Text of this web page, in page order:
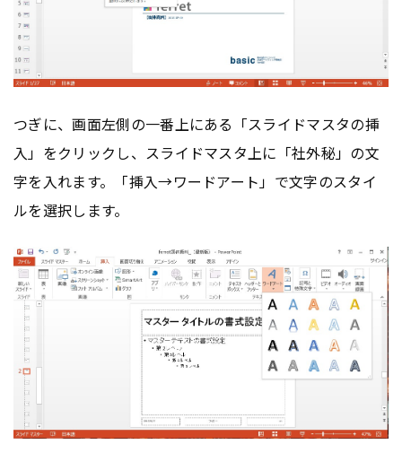
つぎに、画面左側の一番上にある「スライドマスタの挿
入」をクリックし、スライドマスタ上に「社外秘」の文
字を入れます。「挿入→ワードアート」で文字のスタイ
ルを選択します。